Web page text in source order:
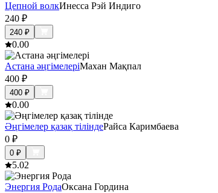
Цепной волкИнесса Рэй Индиго
240 ₽
240 ₽
0.00
Астана әңгімелеріМахан Мақпал
400 ₽
400 ₽
0.00
Әңгімелер қазақ тіліндеРайса Каримбаева
0 ₽
0 ₽
5.02
Энергия РодаОксана Гордина